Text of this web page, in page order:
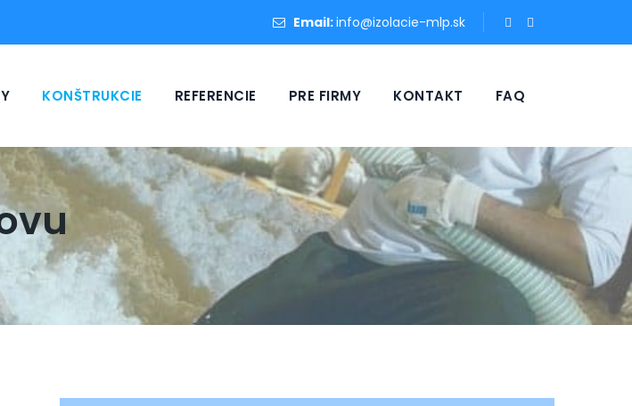
Email:info@izolacie-mlp.sk
KONŠTRUKCIE REFERENCIE PRE FIRMY KONTAKT FAQ